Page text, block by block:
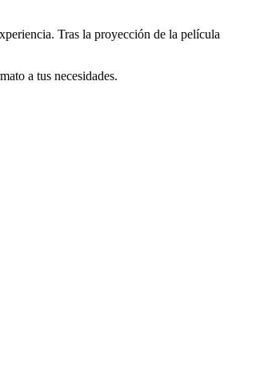
Tras la proyección de la película
a tus necesidades.